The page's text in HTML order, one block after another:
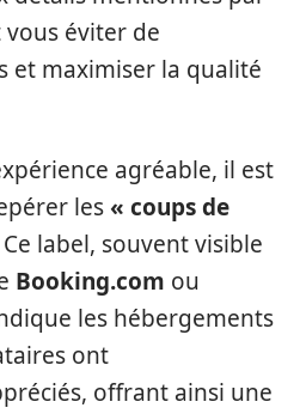
éviter de
et maximiser la qualité
agréable, il est
les « coups de
Ce label, souvent visible
Booking.com ou
les hébergements
ont
offrant ainsi une